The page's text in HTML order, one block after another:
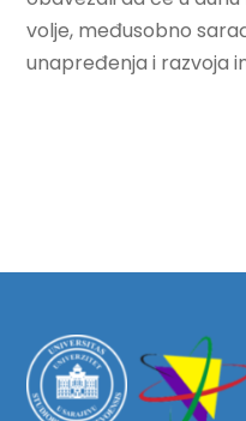
volje, međusobno
unapređenja i razvoja